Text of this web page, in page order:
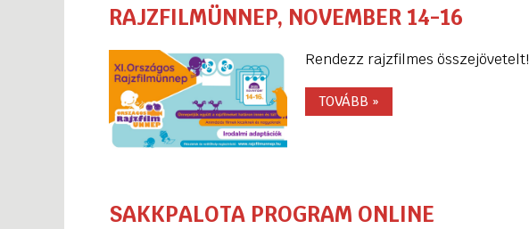
RAJZFILMÜNNEP, NOVEMBER 14-16
Rendezz rajzfilmes összejövetelt!
TOVÁBB »
SAKKPALOTA PROGRAM ONLINE